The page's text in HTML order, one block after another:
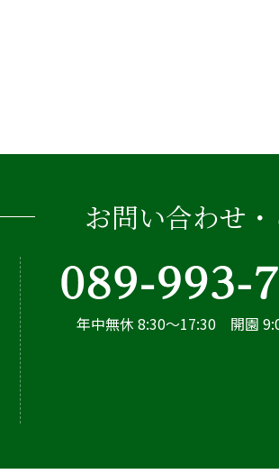
お問い合わせ
年中無休 8:30～17:30 開園